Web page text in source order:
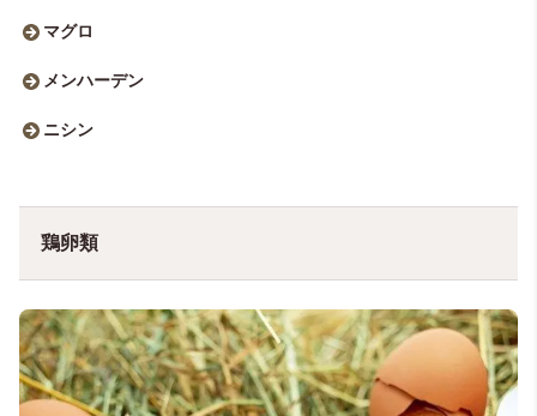
マグロ
メンハーデン
ニシン
鶏卵類